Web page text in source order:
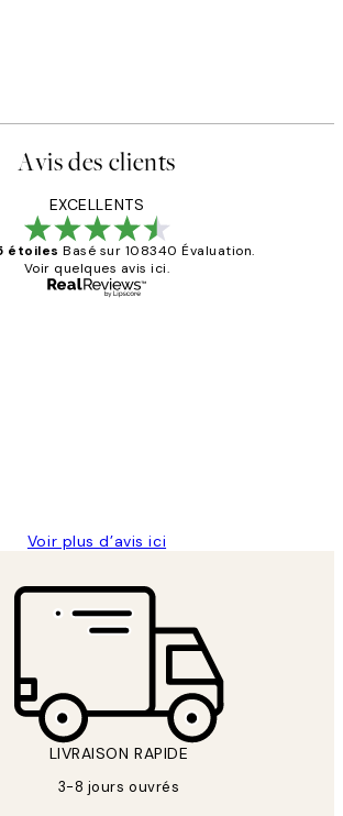
Avis des clients
EXCELLENTS
étoiles Basé sur 108340 Évaluation.
Voir quelques avis ici.
Voir plus d’avis ici
LIVRAISON RAPIDE
3-8 jours ouvrés